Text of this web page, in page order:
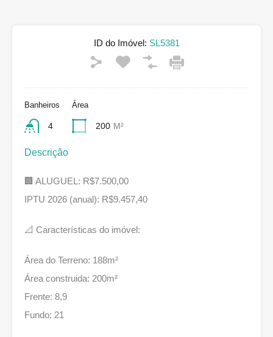
ID do Imóvel: SL5381
Banheiros
4
Área
200 M²
Descrição
🏢 ALUGUEL: R$7.500,00
IPTU 2026 (anual): R$9.457,40
📐 Características do imóvel:
Área do Terreno: 188m²
Área construida: 200m²
Frente: 8,9
Fundo: 21